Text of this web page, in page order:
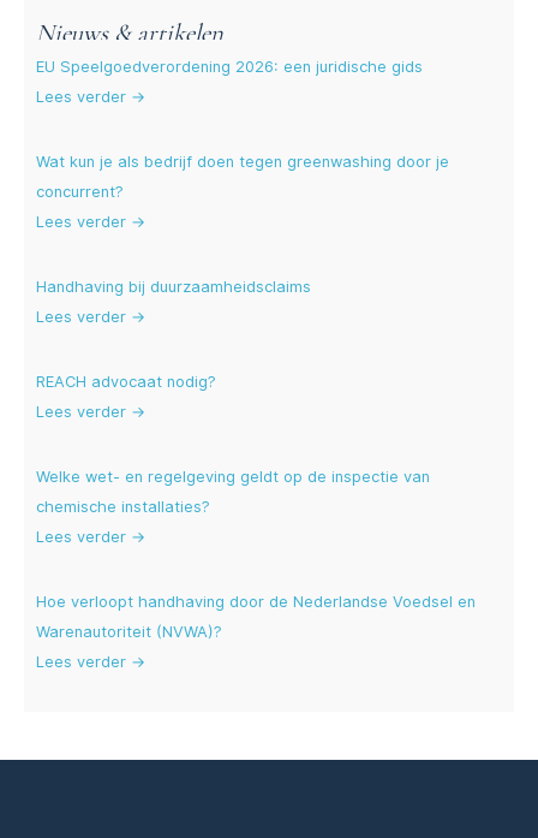
Nieuws & artikelen
EU Speelgoedverordening 2026: een juridische gids
Lees verder →
Wat kun je als bedrijf doen tegen greenwashing door je
concurrent?
Lees verder →
Handhaving bij duurzaamheidsclaims
Lees verder →
REACH advocaat nodig?
Lees verder →
Welke wet- en regelgeving geldt op de inspectie van
chemische installaties?
Lees verder →
Hoe verloopt handhaving door de Nederlandse Voedsel en
Warenautoriteit (NVWA)?
Lees verder →